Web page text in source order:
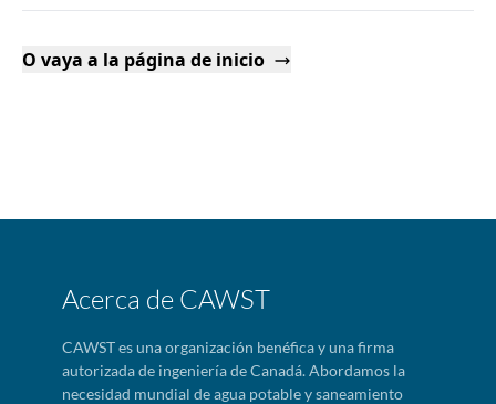
O vaya a la página de inicio
Acerca de CAWST
CAWST es una organización benéfica y una firma
autorizada de ingeniería de Canadá. Abordamos la
necesidad mundial de agua potable y saneamiento